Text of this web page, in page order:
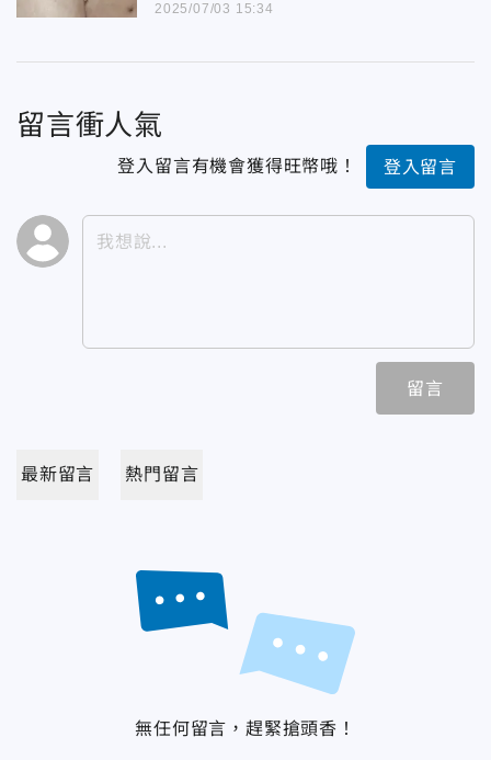
2025/07/03 15:34
留言衝人氣
登入留言有機會獲得旺幣哦！ 登入留言
留言
最新留言 熱門留言
無任何留言，趕緊搶頭香！